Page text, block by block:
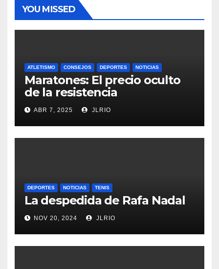
YOU MISSED
ATLETISMO CONSEJOS DEPORTES NOTICIAS
Maratones: El precio oculto
de la resistencia
ABR 7, 2025 JLRIO
DEPORTES NOTICIAS TENIS
La despedida de Rafa Nadal
NOV 20, 2024 JLRIO